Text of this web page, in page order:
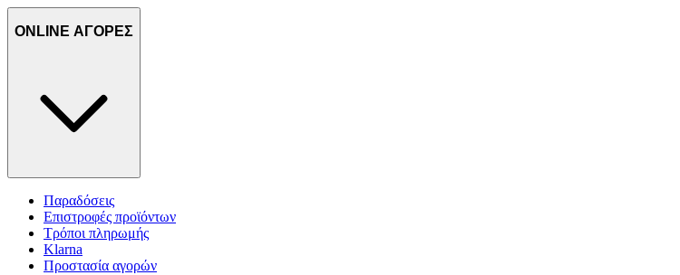
ONLINE ΑΓΟΡΕΣ
Παραδόσεις
Επιστροφές προϊόντων
Τρόποι πληρωμής
Klarna
Προστασία αγορών